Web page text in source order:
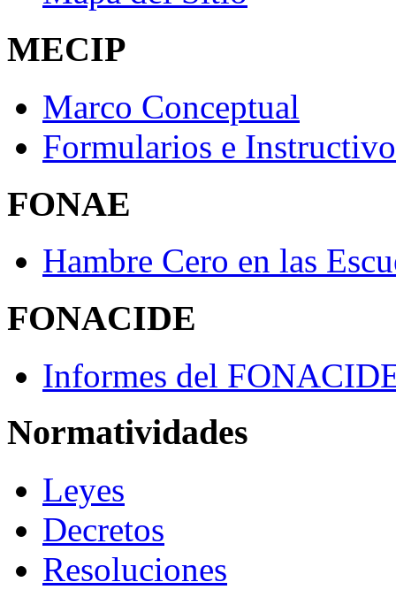
MECIP
Marco Conceptual
Formularios e
FONAE
Hambre Cero en las
FONACIDE
Informes del
Normatividades
Leyes
Decretos
Resoluciones